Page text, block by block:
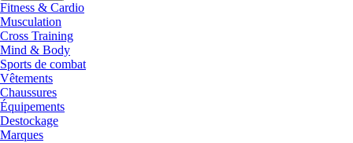
Fitness & Cardio
Musculation
Cross Training
Mind & Body
Sports de combat
Vêtements
Chaussures
Équipements
Destockage
Marques